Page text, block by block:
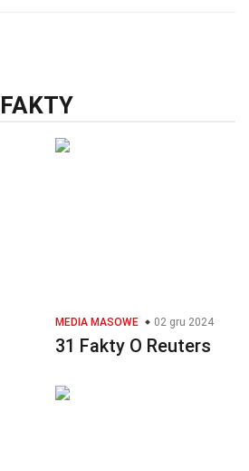
MEDIA MASOWE 02 gru 2024
31 Fakty O Reuters